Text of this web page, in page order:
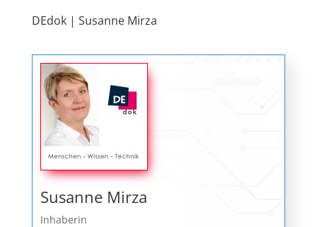
DEdok | Susanne Mirza
Susanne Mirza
Inhaberin